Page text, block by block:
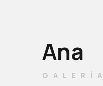
Ana
GALERÍA